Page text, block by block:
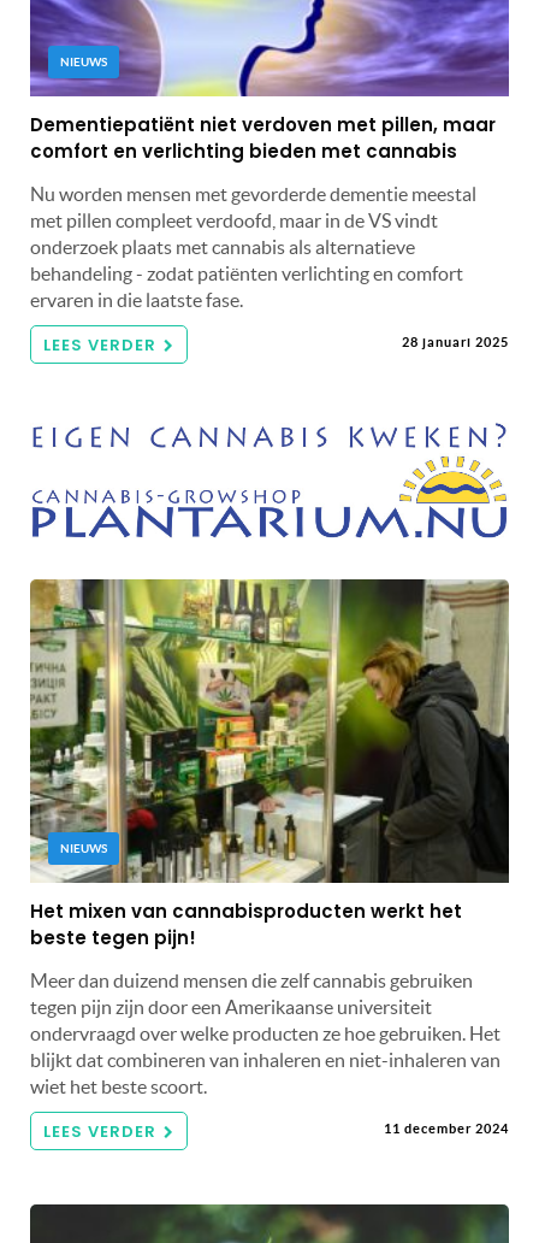
NIEUWS
Dementiepatiënt niet verdoven met pillen, maar
comfort en verlichting bieden met cannabis
Nu worden mensen met gevorderde dementie meestal
met pillen compleet verdoofd, maar in de VS vindt
onderzoek plaats met cannabis als alternatieve
behandeling - zodat patiënten verlichting en comfort
ervaren in die laatste fase.
LEES VERDER 28 januari 2025
NIEUWS
Het mixen van cannabisproducten werkt het
beste tegen pijn!
Meer dan duizend mensen die zelf cannabis gebruiken
tegen pijn zijn door een Amerikaanse universiteit
ondervraagd over welke producten ze hoe gebruiken. Het
blijkt dat combineren van inhaleren en niet-inhaleren van
wiet het beste scoort.
LEES VERDER 11 december 2024